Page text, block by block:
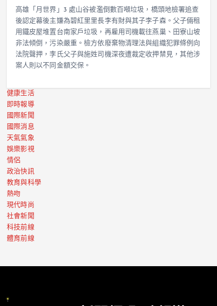
高雄「月世界」3 處山谷被濫倒數百噸垃圾，橋頭地檢署追查
後認定幕後主嫌為碧紅里里長李有財與其子李子森。父子倆租
用鐵皮屋堆置台南家戶垃圾，再雇用司機載往燕巢、田寮山坡
非法傾倒，污染嚴重。檢方依廢棄物清理法與組織犯罪條例向
法院聲押，李氏父子與施姓司機深夜遭裁定收押禁見，其他涉
案人則以不同金額交保。
健康生活
即時報導
國際新聞
國際消息
天氣氣象
娛樂影視
情侶
政治快訊
教育與科學
熱吻
現代時尚
社會新聞
科技前線
體育前線